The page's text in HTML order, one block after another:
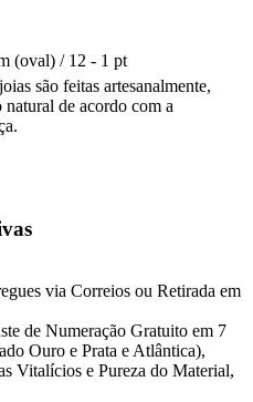
(oval) / 12 - 1 pt
são feitas artesanalmente,
de acordo com a
via Correios ou Retirada em
de Numeração Gratuito em 7
Ouro e Prata e Atlântica),
Vitalícios e Pureza do Material,